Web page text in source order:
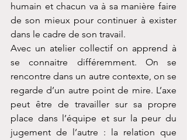
humain et chacun va à sa manière faire
de son mieux pour continuer à exister
dans le cadre de son travail.
Avec un atelier collectif on apprend à
se connaitre différemment. On se
rencontre dans un autre contexte, on se
regarde d’un autre point de mire. L’axe
peut être de travailler sur sa propre
place dans l’équipe et sur la peur du
jugement de l’autre : la relation que